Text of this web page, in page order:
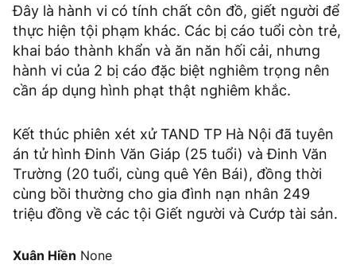
Đây là hành vi có tính chất côn đồ, giết người để
thực hiện tội phạm khác. Các bị cáo tuổi còn trẻ,
khai báo thành khẩn và ăn năn hối cải, nhưng
hành vi của 2 bị cáo đặc biệt nghiêm trọng nên
cần áp dụng hình phạt thật nghiêm khắc.
Kết thúc phiên xét xử TAND TP Hà Nội đã tuyên
án tử hình Đinh Văn Giáp (25 tuổi) và Đinh Văn
Trường (20 tuổi, cùng quê Yên Bái), đồng thời
cùng bồi thường cho gia đình nạn nhân 249
triệu đồng về các tội Giết người và Cướp tài sản.
Xuân Hiền None